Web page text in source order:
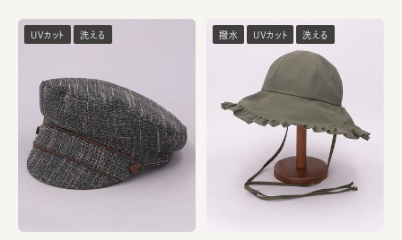
UVカット 洗える 撥水 UVカット 洗える